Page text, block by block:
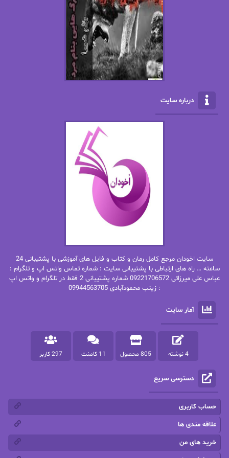
اکرم محمدی
الف صاد
الکساندر دوما
الناز پاکپور‌
الناز محمدی
امیر فرهی
باران
بهار سلطانی
بهاره شیرازی
بهاره.م
بیتا فرخی
پاتریشیا ویلسون پرتو فرهمند
پرستو اسحقی
پرستو مهاجر
پرهام رسولی
پروانه قدیمی پروانه محمدی
پریسا شکور(طوفان خاموش)
پنلوپه وارد
تاران
درباره سایت
سایت اخودان مرجع کامل رمان و کتاب و فایل های آموزشی با پشتیبانی 24
ساعته … راه های ارتباطی با پشتیبانی سایت : شماره تماس واتس اپ و تلگرام :
عباس علی میرزائی 09221706572 شماره پشتیبانی 2 فقط در تلگرام و واتس اپ
: زینب محمودآبادی 09944563705
آمار سایت
4 نوشته 805 محصول 11 کامنت 297 کاربر
دسترسی سریع
حساب کاربری
علاقه مندی ها
خرید های من